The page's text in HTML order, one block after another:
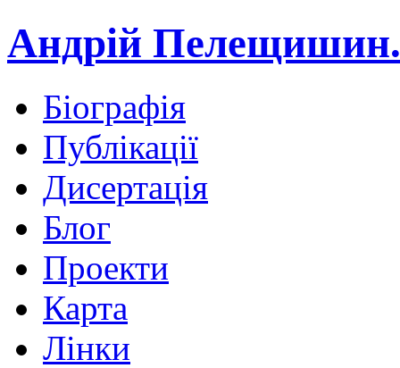
Андрій
Біографія
Публікації
Дисертація
Блог
Проекти
Карта
Лінки